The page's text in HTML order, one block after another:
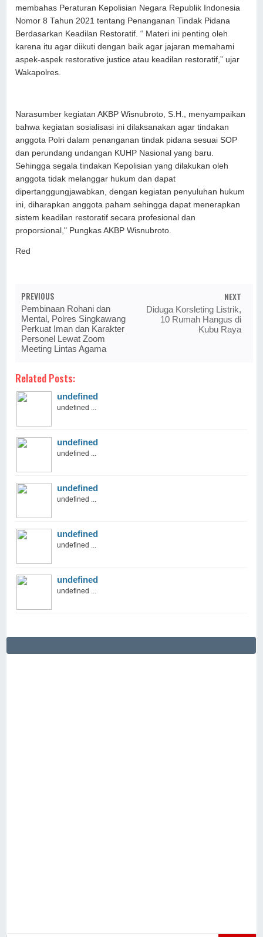
membahas Peraturan Kepolisian Negara Republik Indonesia
Nomor 8 Tahun 2021 tentang Penanganan Tindak Pidana
Berdasarkan Keadilan Restoratif. “ Materi ini penting oleh
karena itu agar diikuti dengan baik agar jajaran memahami
aspek-aspek restorative justice atau keadilan restoratif,” ujar
Wakapolres.
Narasumber kegiatan AKBP Wisnubroto, S.H., menyampaikan
bahwa kegiatan sosialisasi ini dilaksanakan agar tindakan
anggota Polri dalam penanganan tindak pidana sesuai SOP
dan perundang undangan KUHP Nasional yang baru.
Sehingga segala tindakan Kepolisian yang dilakukan oleh
anggota tidak melanggar hukum dan dapat
dipertanggungjawabkan, dengan kegiatan penyuluhan hukum
ini, diharapkan anggota paham sehingga dapat menerapkan
sistem keadilan restoratif secara profesional dan
proporsional," Pungkas AKBP Wisnubroto.
Red
PREVIOUS
Pembinaan Rohani dan
Mental, Polres Singkawang
Perkuat Iman dan Karakter
Personel Lewat Zoom
Meeting Lintas Agama
NEXT
Diduga Korsleting Listrik,
10 Rumah Hangus di
Kubu Raya
Related Posts:
undefined
undefined ...
undefined
undefined ...
undefined
undefined ...
undefined
undefined ...
undefined
undefined ...